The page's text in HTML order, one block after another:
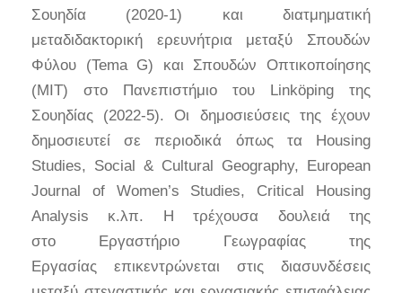
Σουηδία (2020-1) και διατμηματική
μεταδιδακτορική ερευνήτρια μεταξύ Σπουδών
Φύλου (Tema G) και Σπουδών Οπτικοποίησης
(MIT) στο Πανεπιστήμιο του Linköping της
Σουηδίας (2022-5). Οι δημοσιεύσεις της έχουν
δημοσιευτεί σε περιοδικά όπως τα Housing
Studies, Social & Cultural Geography, European
Journal of Women’s Studies, Critical Housing
Analysis κ.λπ. Η τρέχουσα δουλειά της
στο Εργαστήριο Γεωγραφίας της
Εργασίας επικεντρώνεται στις διασυνδέσεις